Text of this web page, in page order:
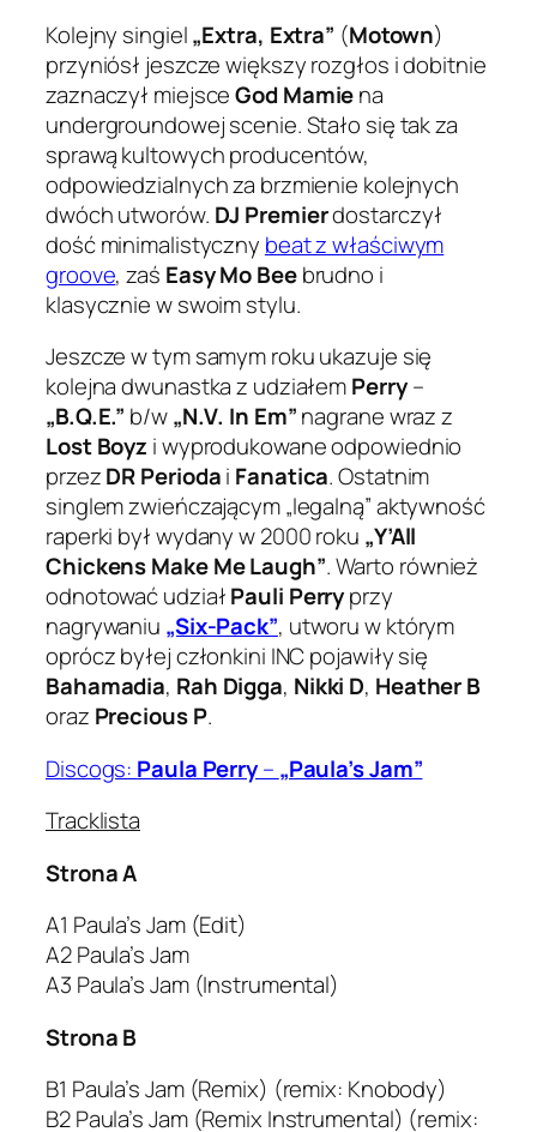
Kolejny singiel„Extra, Extra” (Motown)
przyniósł jeszcze większy rozgłos i dobitnie
zaznaczył miejsceGod Mamiena
undergroundowej scenie. Stało się tak za
sprawą kultowych producentów,
odpowiedzialnych za brzmienie kolejnych
dwóch utworów. DJ Premierdostarczył
dość minimalistyczny beat z właściwym
groove, zaś Easy Mo Beebrudno i
klasycznie w swoim stylu.
Jeszcze w tym samym roku ukazuje się
kolejna dwunastka z udziałemPerry–
„B.Q.E.” b/w„N.V. In Em”nagrane wraz z
Lost Boyz i wyprodukowane odpowiednio
przezDR Periodai Fanatica. Ostatnim
singlem zwieńczającym „legalną” aktywność
raperki był wydany w 2000 roku „Y’All
Chickens Make Me Laugh”. Warto również
odnotować udziałPauli Perryprzy
nagrywaniu „Six-Pack”, utworu w którym
oprócz byłej członkini INC pojawiły się
Bahamadia, Rah Digga, Nikki D, Heather B
oraz Precious P.
Discogs: Paula Perry– „Paula’s Jam”
Tracklista
Strona A
A1 Paula’s Jam (Edit)
A2 Paula’s Jam
A3 Paula’s Jam (Instrumental)
Strona B
B1 Paula’s Jam (Remix) (remix: Knobody)
B2 Paula’s Jam (Remix Instrumental) (remix: